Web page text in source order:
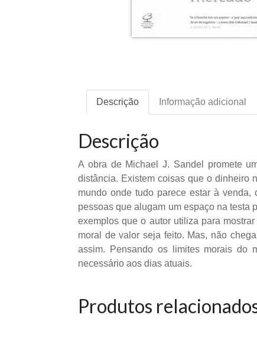
Descrição Informação adicional
Descrição
A obra de Michael J. Sandel promete
distância. Existem coisas que o dinheiro
mundo onde tudo parece estar à
pessoas que alugam um espaço na testa
exemplos que o autor utiliza para
moral de valor seja feito. Mas, não
assim. Pensando os limites morais do
necessário aos dias atuais.
Produtos